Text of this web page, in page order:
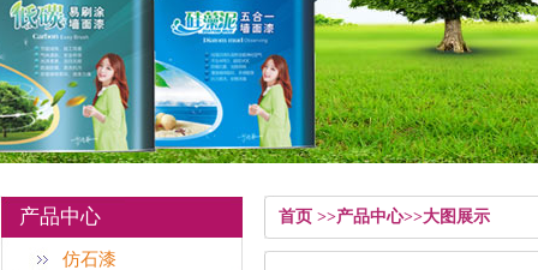
产品中心
仿石漆
首页 >>产品中心>>大图展示